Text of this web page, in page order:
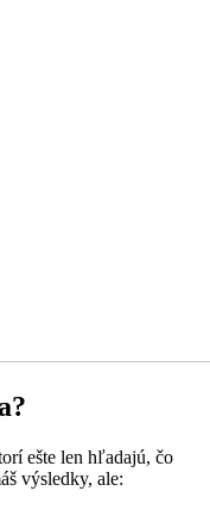
ešte len hľadajú, čo
výsledky, ale: